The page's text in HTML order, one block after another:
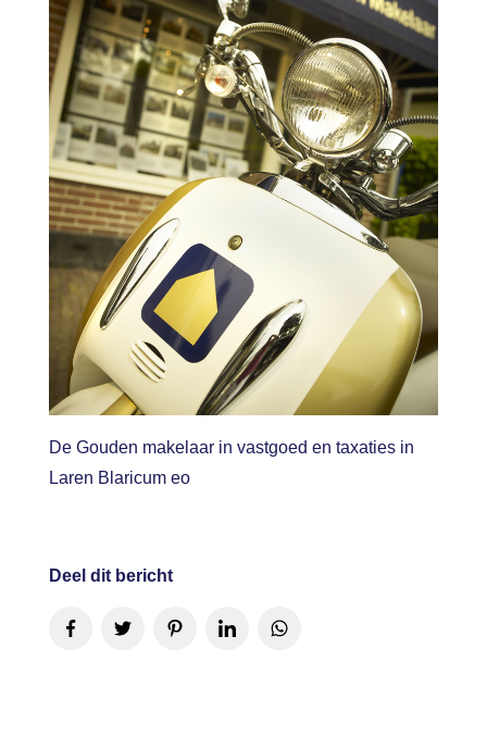
De Gouden makelaar in vastgoed en taxaties in
Laren Blaricum eo
Deel dit bericht